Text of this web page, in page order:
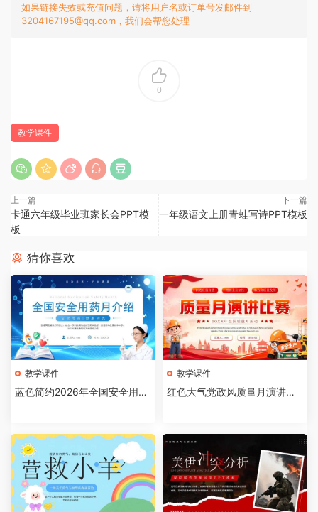
如果链接失效或充值问题，请将用户名或订单号发邮件到
3204167195@qq.com，我们会帮您处理
0
教学课件
上一篇
卡通六年级毕业班家长会PPT模
板
下一篇
一年级语文上册青蛙写诗PPT模板
猜你喜欢
教学课件
蓝色简约2026年全国安全用药
教学课件
红色大气党政风质量月演讲比